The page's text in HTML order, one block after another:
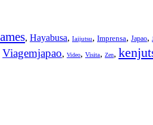
, Hayabusa, Iaijutsu, Imprensa, Japao,
Viagemjapao, Video, Visita, Zen,